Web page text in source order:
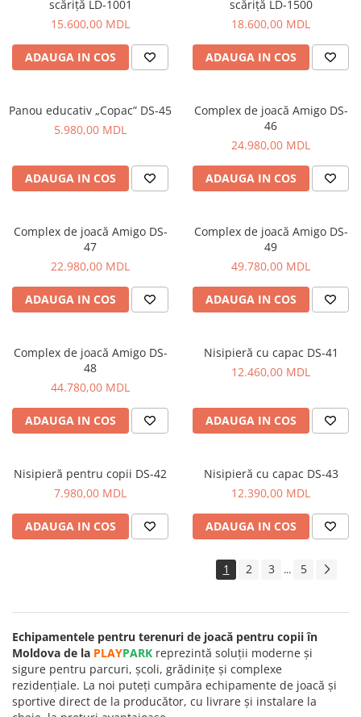
scăriță LD-1001
15.600,00 MDL
ADAUGA IN COS
scăriță LD-1500
18.600,00 MDL
ADAUGA IN COS
Panou educativ „Copac” DS-45
5.980,00 MDL
ADAUGA IN COS
Complex de joacă Amigo DS-
46
24.980,00 MDL
ADAUGA IN COS
Complex de joacă Amigo DS-
47
22.980,00 MDL
ADAUGA IN COS
Complex de joacă Amigo DS-
49
49.780,00 MDL
ADAUGA IN COS
Complex de joacă Amigo DS-
48
44.780,00 MDL
ADAUGA IN COS
Nisipieră cu capac DS-41
12.460,00 MDL
ADAUGA IN COS
Nisipieră pentru copii DS-42
7.980,00 MDL
ADAUGA IN COS
Nisipieră cu capac DS-43
12.390,00 MDL
ADAUGA IN COS
1 2 3 ... 5
Echipamentele pentru terenuri de joacă pentru copii în
Moldova de la PLAYPARK reprezintă soluții moderne și
sigure pentru parcuri, școli, grădinițe și complexe
rezidențiale. La noi puteți cumpăra echipamente de joacă și
sportive direct de la producător, cu livrare și instalare la